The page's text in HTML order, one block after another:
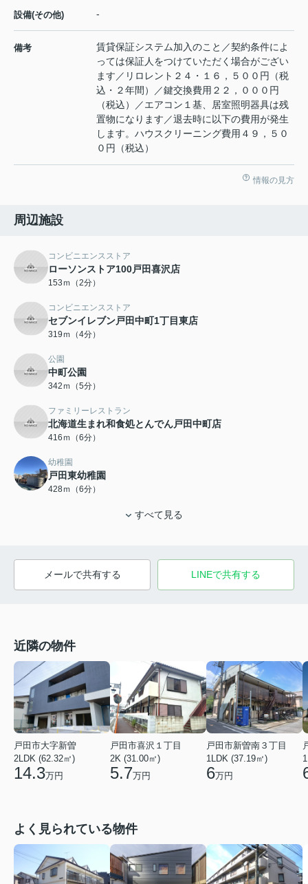
設備(その他) -
備考
賃貸保証システム加入のこと／契約条件によ
っては保証人をつけていただく場合がござい
ます／リロレント２４・１６，５００円（税
込・２年間）／鍵交換費用２２，０００円
（税込）／エアコン１基、居室照明器具は残
置物になります／退去時に以下の費用が発生
します。ハウスクリーニング費用４９，５０
０円（税込）
情報の見方
周辺施設
コンビニエンスストア
ローソンストア100戸田喜沢店
153ｍ（2分）
コンビニエンスストア
セブンイレブン戸田中町1丁目東店
319ｍ（4分）
公園
中町公園
342ｍ（5分）
ファミリーレストラン
北海道生まれ和食処とんでん戸田中町店
416ｍ（6分）
幼稚園
戸田東幼稚園
428ｍ（6分）
すべて見る
メールで共有する LINEで共有する
近隣の物件
戸田市大字新曽
2LDK (62.32㎡)
14.3万円
戸田市喜沢１丁目
2K (31.00㎡)
5.7万円
戸田市新曽南３丁目
1LDK (37.19㎡)
6万円
よく見られている物件